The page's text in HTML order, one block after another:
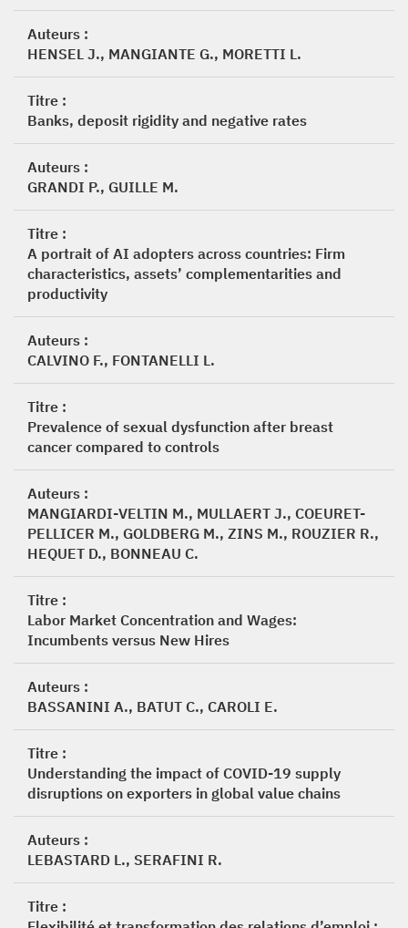
Auteurs :
HENSEL J., MANGIANTE G., MORETTI L.
Titre :
Banks, deposit rigidity and negative rates
Auteurs :
GRANDI P., GUILLE M.
Titre :
A portrait of AI adopters across countries: Firm
characteristics, assets’ complementarities and
productivity
Auteurs :
CALVINO F., FONTANELLI L.
Titre :
Prevalence of sexual dysfunction after breast
cancer compared to controls
Auteurs :
MANGIARDI-VELTIN M., MULLAERT J., COEURET-
PELLICER M., GOLDBERG M., ZINS M., ROUZIER R.,
HEQUET D., BONNEAU C.
Titre :
Labor Market Concentration and Wages:
Incumbents versus New Hires
Auteurs :
BASSANINI A., BATUT C., CAROLI E.
Titre :
Understanding the impact of COVID-19 supply
disruptions on exporters in global value chains
Auteurs :
LEBASTARD L., SERAFINI R.
Titre :